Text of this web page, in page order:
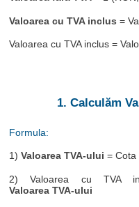
Valoarea cu TVA inclus =
Valoarea cu TVA inclus =
1. Calculăm
Formula:
1)Valoarea TVA-ului = Cota
2) Valoarea cu TVA
Valoarea TVA-ului